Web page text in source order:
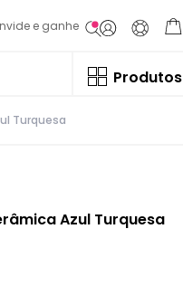
e ganhe
Produtos
Turquesa
Azul Turquesa